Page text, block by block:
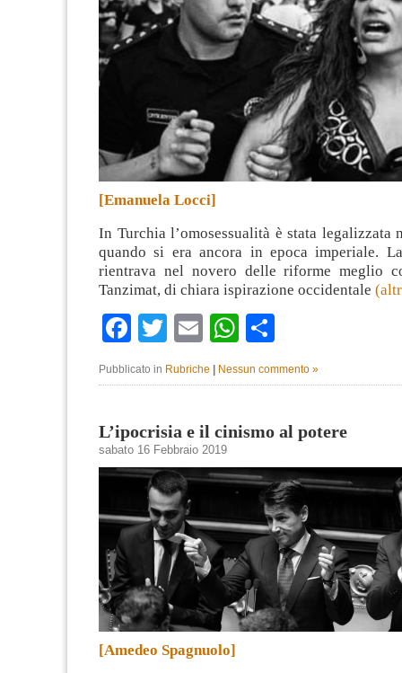
[Emanuela Locci]
In Turchia l’omosessualità è stata legalizzata
quando si era ancora in epoca imperiale.
rientrava nel novero delle riforme meglio
Tanzimat, di chiara ispirazione occidentale
Facebook
TwitterEmailWhatsApp
Pubblicato in Rubriche | Nessun commento »
L’ipocrisia e il cinismo al potere
sabato 16 Febbraio 2019
[Amedeo Spagnuolo]